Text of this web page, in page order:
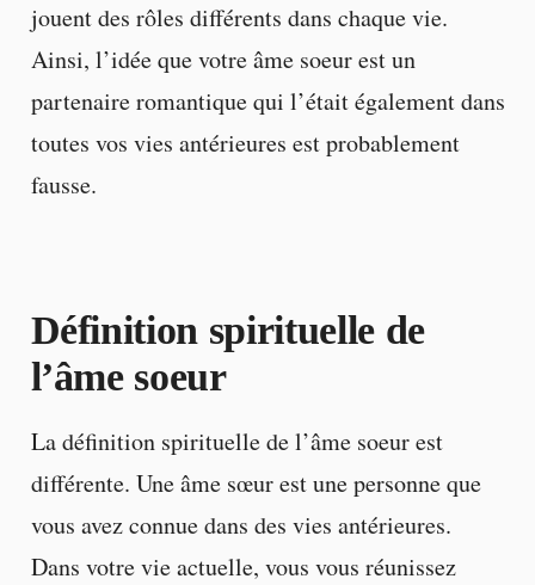
jouent des rôles différents dans chaque vie.
Ainsi, l’idée que votre âme soeur est un
partenaire romantique qui l’était également dans
toutes vos vies antérieures est probablement
fausse.
Définition spirituelle de
l’âme soeur
La définition spirituelle de l’âme soeur est
différente. Une âme sœur est une personne que
vous avez connue dans des vies antérieures.
Dans votre vie actuelle, vous vous réunissez